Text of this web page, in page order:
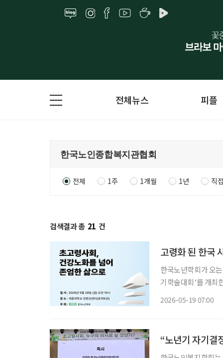
전체뉴스 피플
전체 1주 1개월 1년 직
검색결과 총 21 건
고령화 된 한국
한국노년학회가 오
기학술대회’를 개최
2026-05-19 07:00
“노년기 자기결